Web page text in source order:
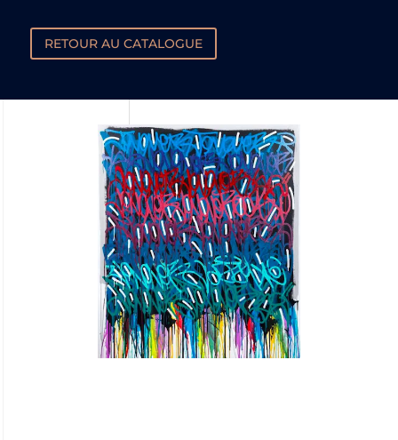
RETOUR AU CATALOGUE